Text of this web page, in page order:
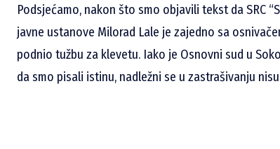
Podsjećamo, nakon što smo objavili tekst da SRC
javne ustanove Milorad Lale je zajedno sa
podnio tužbu za klevetu. Iako je Osnovni sud u
da smo pisali istinu, nadležni se u zastrašivanju